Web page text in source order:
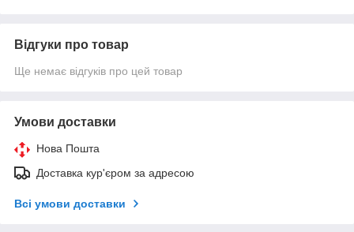
Відгуки про товар
Ще немає відгуків про цей товар
Умови доставки
Нова Пошта
Доставка кур'єром за адресою
Всі умови доставки